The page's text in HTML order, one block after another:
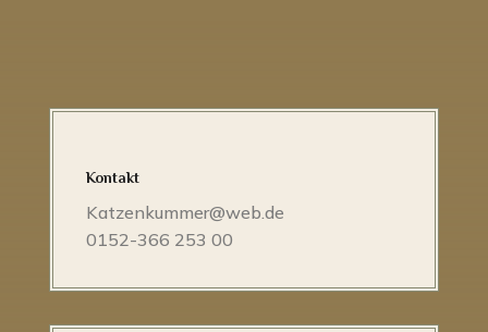
Kontakt
Katzenkummer@web.de
0152-366 253 00